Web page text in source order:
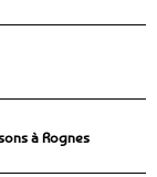
à Rognes